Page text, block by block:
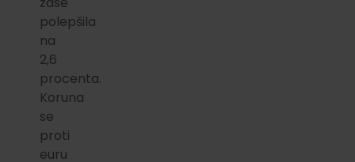
polepšila
na
2,6
procenta.
Koruna
se
proti
euru